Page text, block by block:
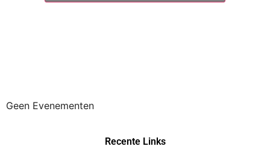
Geen Evenementen
Recente Links